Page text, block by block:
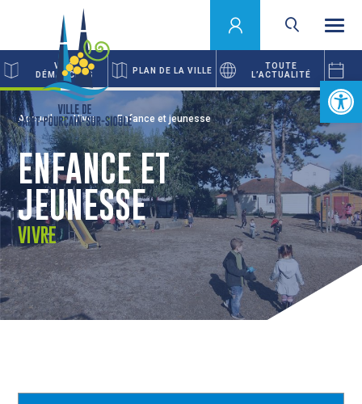
Ouvrir
VOS
DÉMARCHES
PLAN DE LA VILLE
TOUTE
L’ACTUALITÉ
Accueil Vivre Enfance et jeunesse
ENFANCE ET
JEUNESSE
VIVRE